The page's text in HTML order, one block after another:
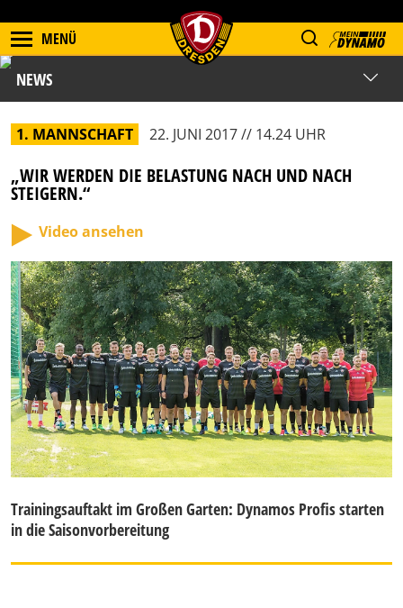
MENÜ
NEWS
1. MANNSCHAFT 22. JUNI 2017 // 14.24 UHR
„WIR WERDEN DIE BELASTUNG NACH UND NACH
STEIGERN.“
Video ansehen
Trainingsauftakt im Großen Garten: Dynamos Profis starten
in die Saisonvorbereitung